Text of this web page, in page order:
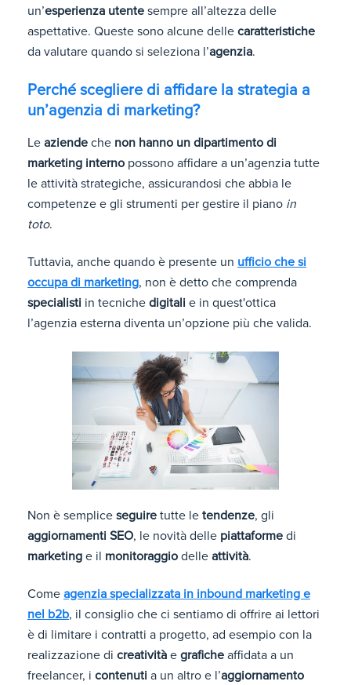
un’esperienza utente sempre all’altezza delle
aspettative. Queste sono alcune delle caratteristiche
da valutare quando si seleziona l’agenzia.
Perché scegliere di affidare la strategia a
un’agenzia di marketing?
Le aziende che non hanno un dipartimento di
marketing interno possono affidare a un’agenzia tutte
le attività strategiche, assicurandosi che abbia le
competenze e gli strumenti per gestire il piano in
toto.
Tuttavia, anche quando è presente un ufficio che si
occupa di marketing, non è detto che comprenda
specialisti in tecniche digitali e in quest'ottica
l’agenzia esterna diventa un’opzione più che valida.
Non è semplice seguire tutte le tendenze, gli
aggiornamenti SEO, le novità delle piattaforme di
marketing e il monitoraggio delle attività.
Come agenzia specializzata in inbound marketing e
nel b2b, il consiglio che ci sentiamo di offrire ai lettori
è di limitare i contratti a progetto, ad esempio con la
realizzazione di creatività e grafiche affidata a un
freelancer, i contenuti a un altro e l’aggiornamento